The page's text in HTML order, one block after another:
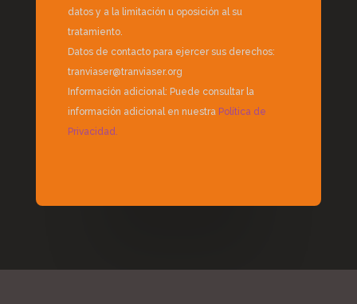
datos y a la limitación u oposición al su
tratamiento.
Datos de contacto para ejercer sus derechos:
tranviaser@tranviaser.org
Información adicional: Puede consultar la
información adicional en nuestra Política de
Privacidad.